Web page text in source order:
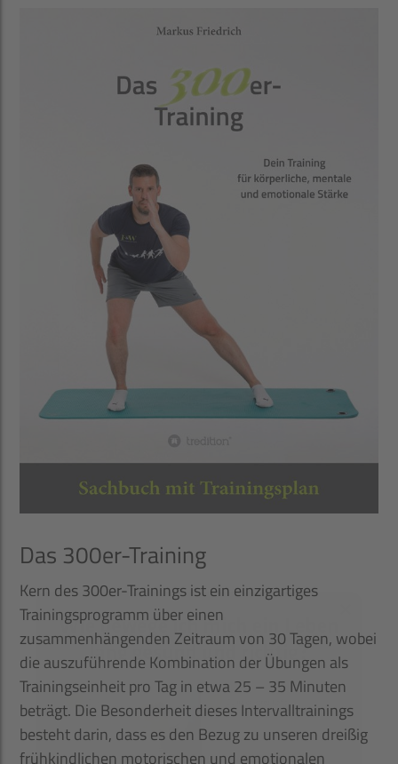
Das 300er-Training
Kern des 300er-Trainings ist ein einzigartiges
Trainingsprogramm über einen
zusammenhängenden Zeitraum von 30 Tagen, wobei
die auszuführende Kombination der Übungen als
Trainingseinheit pro Tag in etwa 25 – 35 Minuten
beträgt. Die Besonderheit dieses Intervalltrainings
besteht darin, dass es den Bezug zu unseren dreißig
frühkindlichen motorischen und emotionalen